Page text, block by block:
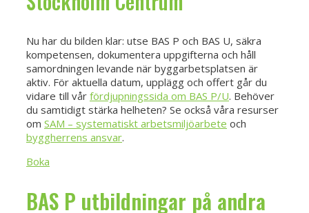
Nu har du bilden klar: utse BAS P och BAS U, säkra
kompetensen, dokumentera uppgifterna och håll
samordningen levande när byggarbetsplatsen är
aktiv. För aktuella datum, upplägg och offert går du
vidare till vår fördjupningssida om BAS P/U. Behöver
du samtidigt stärka helheten? Se också våra resurser
om SAM – systematiskt arbetsmiljöarbete och
byggherrens ansvar.
Boka
BAS P utbildningar på andra